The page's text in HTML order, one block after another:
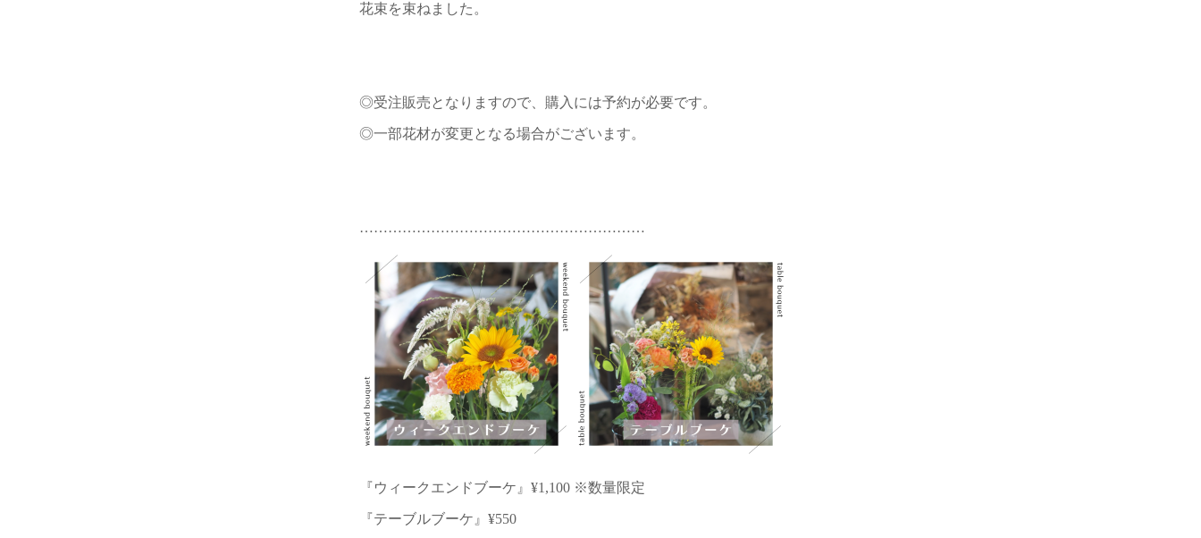
花束を束ねました。
◎受注販売となりますので、購入には予約が必要です。
◎一部花材が変更となる場合がございます。
……………………………………………………
『ウィークエンドブーケ』¥1,100 ※数量限定
『テーブルブーケ』¥550